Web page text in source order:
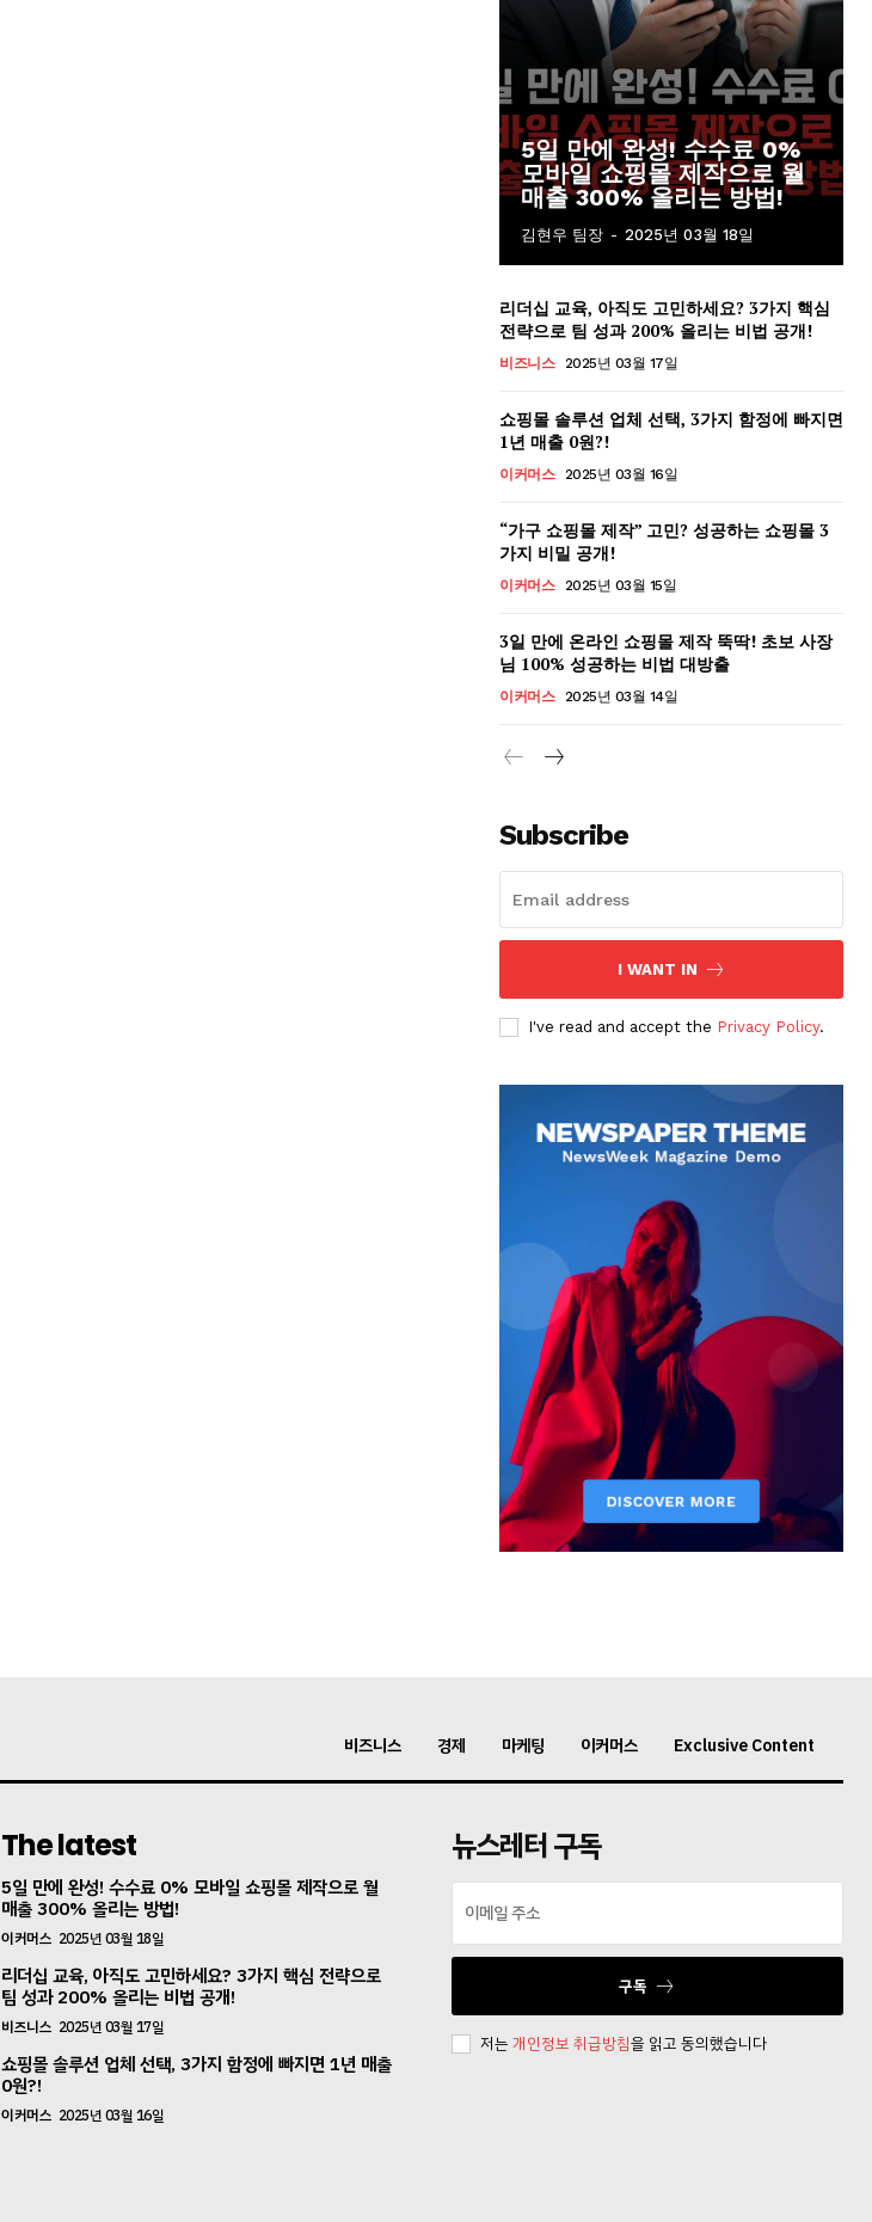
5일 만에 완성! 수수료 0%
모바일 쇼핑몰 제작으로 월
매출 300% 올리는 방법!
김현우 팀장 - 2025년 03월 18일
리더십 교육, 아직도 고민하세요? 3가지 핵심
전략으로 팀 성과 200% 올리는 비법 공개!
비즈니스 2025년 03월 17일
쇼핑몰 솔루션 업체 선택, 3가지 함정에 빠지면
1년 매출 0원?!
이커머스 2025년 03월 16일
“가구 쇼핑몰 제작” 고민? 성공하는 쇼핑몰 3
가지 비밀 공개!
이커머스 2025년 03월 15일
3일 만에 온라인 쇼핑몰 제작 뚝딱! 초보 사장
님 100% 성공하는 비법 대방출
이커머스 2025년 03월 14일
Subscribe
I WANT IN
I've read and accept the Privacy Policy.
비즈니스 경제 마케팅 이커머스 Exclusive Content
The latest
5일 만에 완성! 수수료 0% 모바일 쇼핑몰 제작으로 월
매출 300% 올리는 방법!
이커머스 2025년 03월 18일
리더십 교육, 아직도 고민하세요? 3가지 핵심 전략으로
팀 성과 200% 올리는 비법 공개!
비즈니스 2025년 03월 17일
쇼핑몰 솔루션 업체 선택, 3가지 함정에 빠지면 1년 매출
0원?!
이커머스 2025년 03월 16일
뉴스레터 구독
구독
저는 개인정보 취급방침을 읽고 동의했습니다